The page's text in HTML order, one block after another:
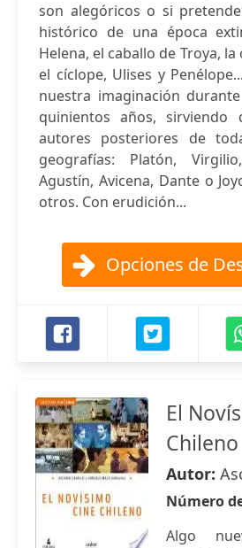
son alegóricos o si
histórico de una época
Helena, el caballo de Troya,
el cíclope, Ulises y
nuestra imaginación
quinientos años, sirviendo
autores posteriores de
geografías: Platón,
Agustín, Avicena, Dante o
otros. Con erudición...
Opciones de
El
Chileno
Autor:
Número
Algo